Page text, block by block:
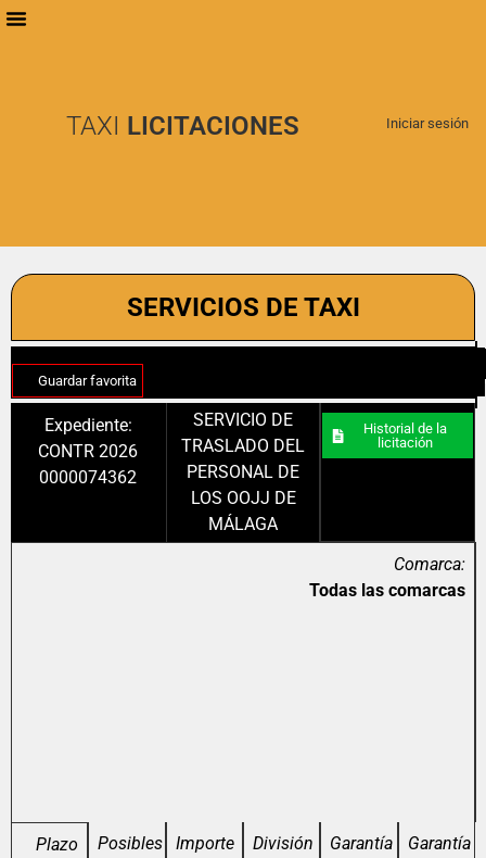
TAXI LICITACIONES Iniciar sesión
SERVICIOS DE TAXI
Guardar favorita
Expediente:
CONTR 2026
0000074362
SERVICIO DE
TRASLADO DEL
PERSONAL DE
LOS OOJJ DE
MÁLAGA
Historial de la
licitación
Comarca:
Todas las comarcas
Plazo
Posibles
Importe
División
Garantía
Garantía